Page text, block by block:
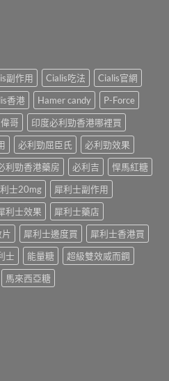
副作用 Cialis吃法
Cialis官網
香港 Hamer candy
P-Force
哥
印度必利勁香港哪裡買
必利勁屈臣氏
必利勁效果
利勁香港藥房 必利吉
悍馬紅糖
士20mg
犀利士副作用
利士效果
犀利士藥店
犀利士邊度買
犀利士香港買
士 能量糖
超級雙效威而鋼
馬來西亞糖